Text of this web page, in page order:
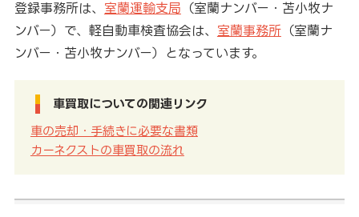
登録事務所は、 室蘭運輸支局 （室蘭ナンバー・苫小牧ナ
ンバー）で、軽自動車検査協会は、 室蘭事務所（室蘭ナ
ンバー・苫小牧ナンバー）となっています。
車買取についての関連リンク
車の売却・手続きに必要な書類
カーネクストの車買取の流れ